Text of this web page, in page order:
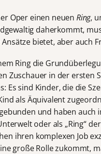
Oper einen neuen Ring,
daherkommt,
bietet, aber auch
Ring die
Zuschauer in der ersten
Es sind Kinder, die die
als Äquivalent
und haben auch
oder als „Ring“
ihren komplexen Job
große Rolle zukommt,